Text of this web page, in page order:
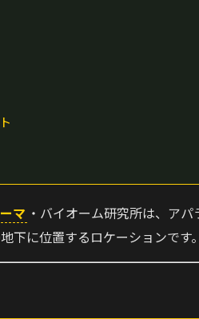
マ ・バイオーム研究所は、ア
下に位置するロケーションです。